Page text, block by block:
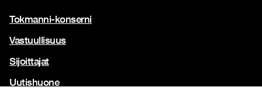
Tokmanni-konserni
Vastuullisuus
Sijoittajat
Uutishuone